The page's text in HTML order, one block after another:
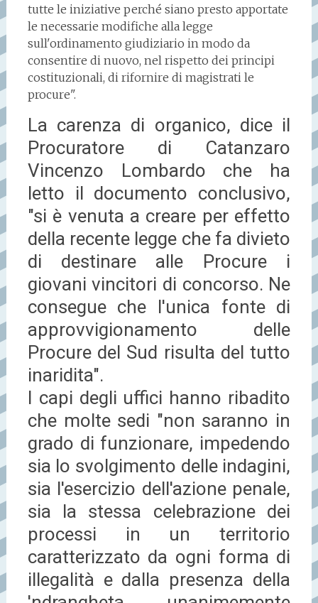
tutte le iniziative perché siano presto apportate
le necessarie modifiche alla legge
sull'ordinamento giudiziario in modo da
consentire di nuovo, nel rispetto dei principi
costituzionali, di rifornire di magistrati le
procure".
La carenza di organico, dice il
Procuratore di Catanzaro
Vincenzo Lombardo che ha
letto il documento conclusivo,
"si è venuta a creare per effetto
della recente legge che fa divieto
di destinare alle Procure i
giovani vincitori di concorso. Ne
consegue che l'unica fonte di
approvvigionamento delle
Procure del Sud risulta del tutto
inaridita".
I capi degli uffici hanno ribadito
che molte sedi "non saranno in
grado di funzionare, impedendo
sia lo svolgimento delle indagini,
sia l'esercizio dell'azione penale,
sia la stessa celebrazione dei
processi in un territorio
caratterizzato da ogni forma di
illegalità e dalla presenza della